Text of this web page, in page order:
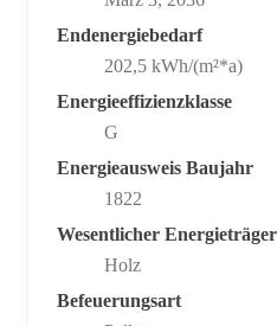
Endenergiebedarf
202,5 kWh/(m²*a)
Energieeffizienzklasse
G
Energieausweis Baujahr
1822
Wesentlicher Energieträger
Holz
Befeuerungsart